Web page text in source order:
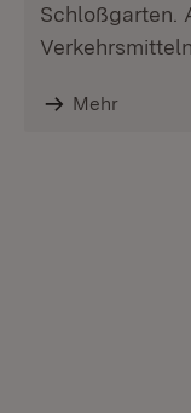
Schloßgarten.
Mehr